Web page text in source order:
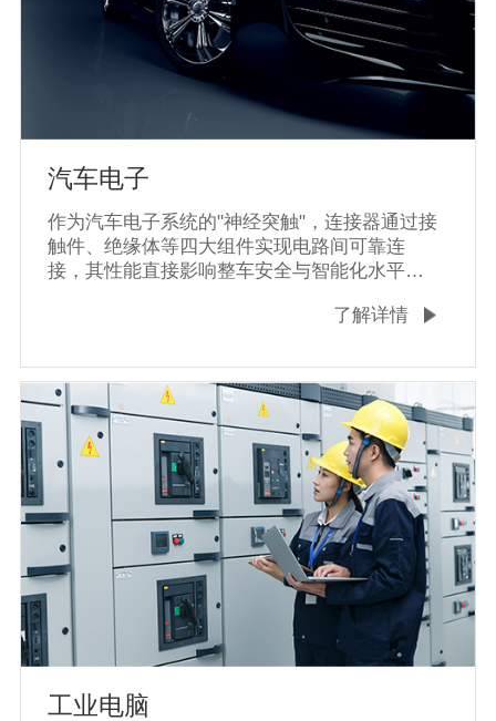
汽车电子
作为汽车电子系统的"神经突触"，连接器通过接
触件、绝缘体等四大组件实现电路间可靠连
接，其性能直接影响整车安全与智能化水平。
了解详情
工业电脑